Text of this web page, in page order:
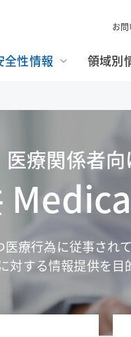
お
全性情報
ント
ト
領域別
アドバンス講座
Forum
多面的に診るためのMulti-
医療関係者
療行為に従事され
対する情報提供を目